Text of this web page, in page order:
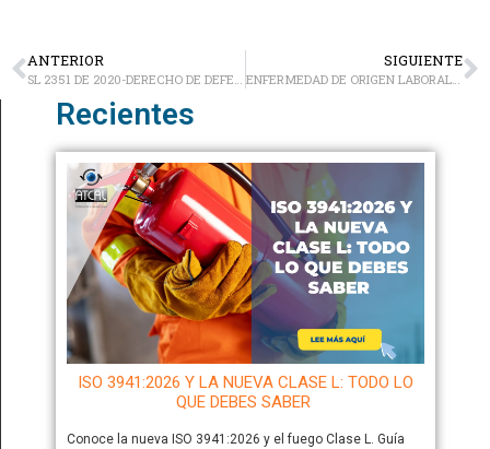
ANTERIOR
SL 2351 DE 2020-DERECHO DE DEFENSA EN EL DESPIDO CON JUSTA CAUSA
SIGUIENTE
ENFERMEDAD DE ORIGEN LABORAL 11 PUNTOS CLAVES PARA SU DETERMINACIÓN
Recientes
ISO 3941:2026 Y LA NUEVA CLASE L: TODO LO
QUE DEBES SABER
Conoce la nueva ISO 3941:2026 y el fuego Clase L. Guía